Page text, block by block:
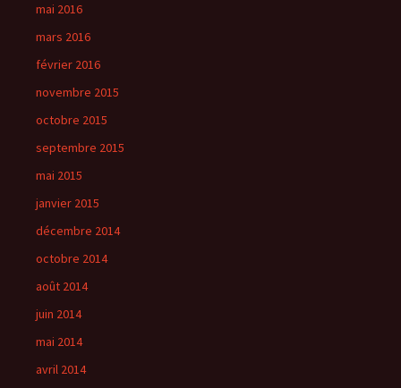
mai 2016
mars 2016
février 2016
novembre 2015
octobre 2015
septembre 2015
mai 2015
janvier 2015
décembre 2014
octobre 2014
août 2014
juin 2014
mai 2014
avril 2014